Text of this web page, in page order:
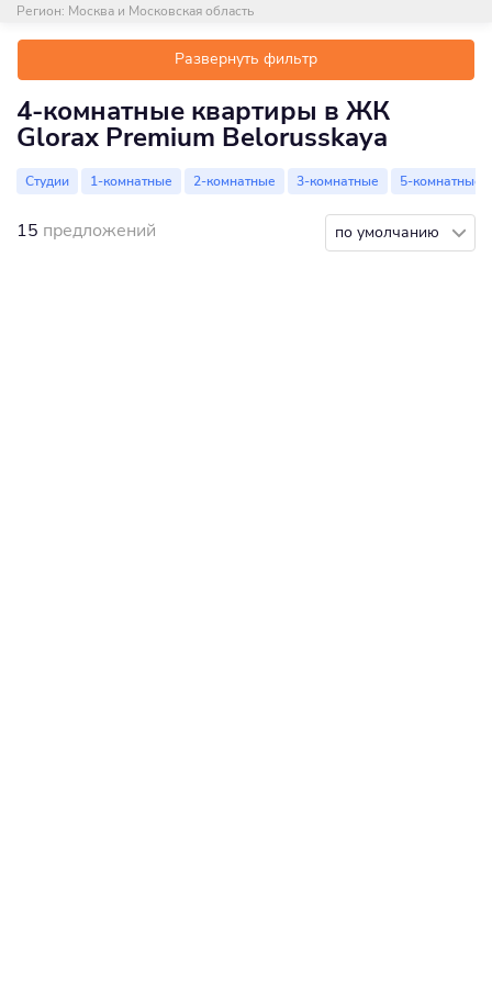
Регион: Москва и Московская область
Развернуть фильтр
4-комнатные квартиры в ЖК
Glorax Premium Belorusskaya
Студии 1-комнатные 2-комнатные 3-комнатные 5-комнатные
15 предложений по умолчанию